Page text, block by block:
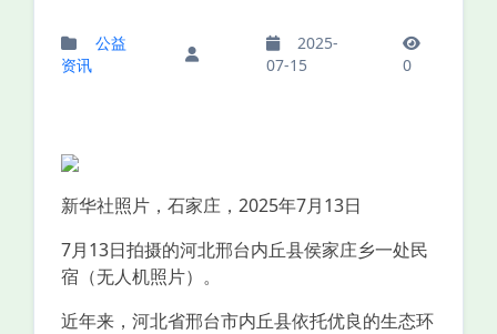
公益
资讯
2025-
07-15
0
新华社照片，石家庄，2025年7月13日
7月13日拍摄的河北邢台内丘县侯家庄乡一处民
宿（无人机照片）。
近年来，河北省邢台市内丘县依托优良的生态环